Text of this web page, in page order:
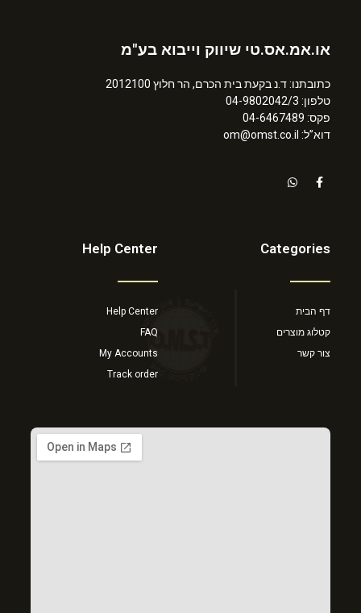
או.אמ.אס.טי שיווק וייבוא בע"מ
כתובתנו: ד.נ בקעת בית הכרם, הר חלוץ 2012100
טלפון: 04-9802042/3
פקס: 04-6467489
דוא”ל: om@omst.co.il
Categories
דף הבית
קטלוג מוצרים
צור קשר
Help Center
Help Center
FAQ
My Accounts
Track order